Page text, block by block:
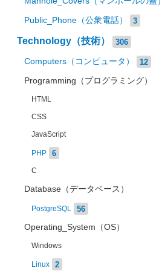
Public_Phone（公衆電話） 3
Technology（技術） 306
Computers（コンピュータ） 12
Programming（プログラミング）
HTML
CSS
JavaScript
PHP 6
C
Database（データベース）
PostgreSQL 56
Operating_System（OS）
Windows
Linux 2